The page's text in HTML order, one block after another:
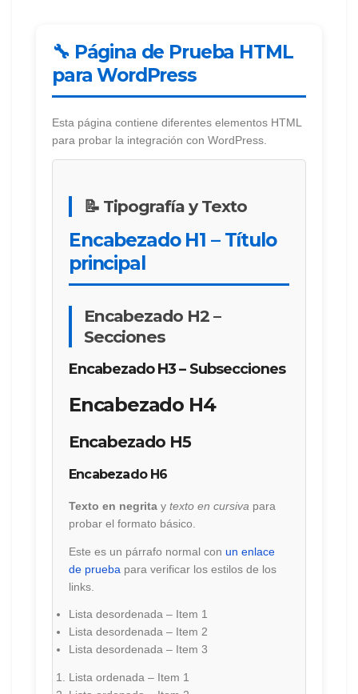
🔧 Página de Prueba HTML
para WordPress
Esta página contiene diferentes elementos HTML
para probar la integración con WordPress.
📝 Tipografía y Texto
Encabezado H1 – Título
principal
Encabezado H2 –
Secciones
Encabezado H3 – Subsecciones
Encabezado H4
Encabezado H5
Encabezado H6
Texto en negrita y texto en cursiva para
probar el formato básico.
Este es un párrafo normal con un enlace
de prueba para verificar los estilos de los
links.
Lista desordenada – Item 1
Lista desordenada – Item 2
Lista desordenada – Item 3
Lista ordenada – Item 1